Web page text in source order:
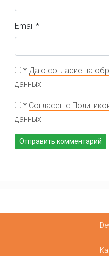
Email *
* Даю согласие на
данных
* Согласен с
данных